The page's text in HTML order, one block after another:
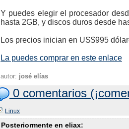
Y puedes elegir el procesador
hasta 2GB, y discos duros desde
Los precios inician en US$995
La puedes comprar en este enlace
autor: josé elías
0 comentarios
Linux
Posteriormente en eliax: